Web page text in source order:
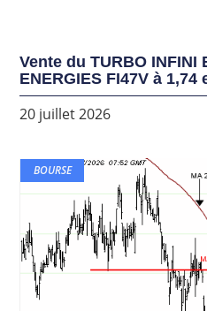
Vente du TURBO INFINI
ENERGIES FI47V à 1,74
20 juillet 2026
BOURSE